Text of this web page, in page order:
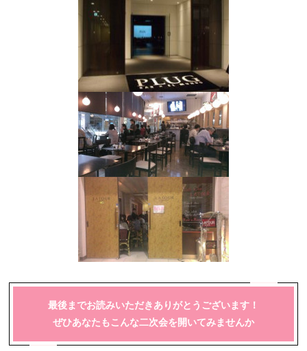
最後までお読みいただきありがとうございます！
ぜひあなたもこんな二次会を開いてみませんか